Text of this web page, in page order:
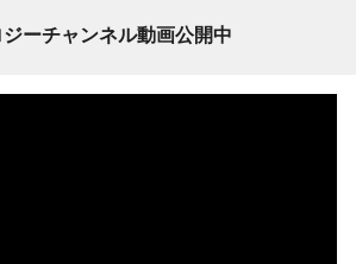
ーチャンネル動画公開中